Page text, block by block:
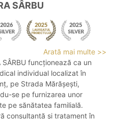
SÂRBU
Arată mai multe >>
SÂRBU funcționează ca un
individual localizat în
pe Strada Mărășești,
se pe furnizarea unor
pe sănătatea familială.
consultanță și tratament în